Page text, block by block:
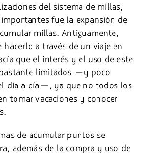
del sistema de millas,
fue la expansión de
millas. Antiguamente,
hacerlo a través de un viaje en
que el interés y el uso de este
limitados —y poco
día a día—, ya que no todos los
tomar vacaciones y conocer
de acumular puntos se
además de la compra y uso de